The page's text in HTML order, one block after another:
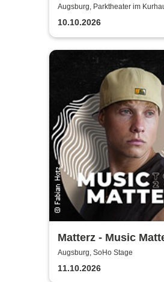
NERVEN STARK
Augsburg, Parktheater im
10.10.2026
Matterz - Music
Augsburg, SoHo Stage
11.10.2026